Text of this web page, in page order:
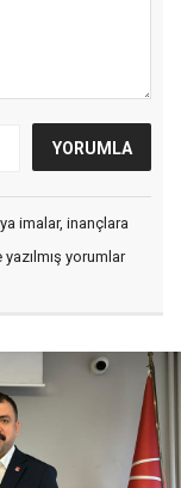
imalar, inançlara
yorumlar